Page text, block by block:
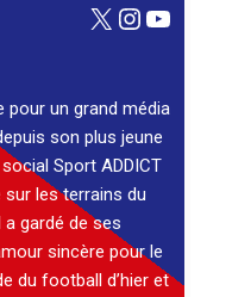
X
pour un grand média
son plus jeune
Sport ADDICT
les terrains du
a gardé de ses
sincère pour le
du football d’hier et